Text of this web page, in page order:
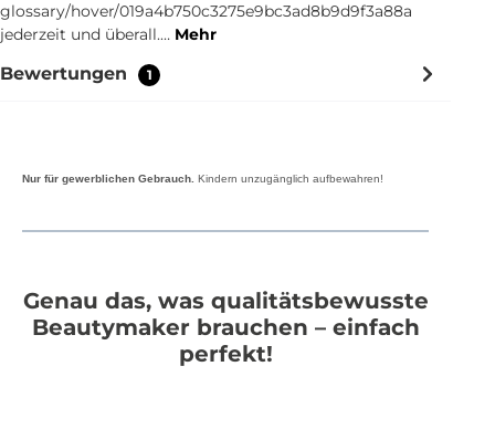
glossary/hover/019a4b750c3275e9bc3ad8b9d9f3a88a
jederzeit und überall.… Mehr
Bewertungen 1
Nur für gewerblichen Gebrauch. Kindern unzugänglich aufbewahren!
Genau das, was qualitätsbewusste
Beautymaker brauchen – einfach
perfekt!